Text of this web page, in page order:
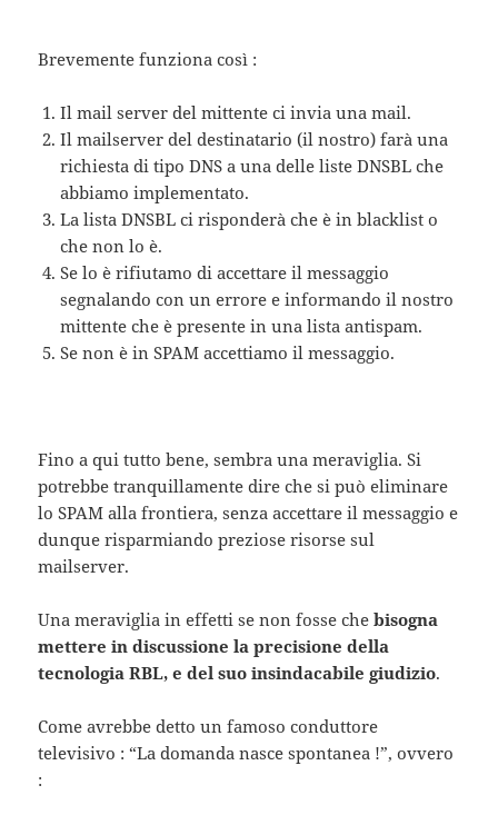
Brevemente funziona così :
Il mail server del mittente ci invia una mail.
Il mailserver del destinatario (il nostro) farà una
richiesta di tipo DNS a una delle liste DNSBL che
abbiamo implementato.
La lista DNSBL ci risponderà che è in blacklist o
che non lo è.
Se lo è rifiutamo di accettare il messaggio
segnalando con un errore e informando il nostro
mittente che è presente in una lista antispam.
Se non è in SPAM accettiamo il messaggio.
Fino a qui tutto bene, sembra una meraviglia. Si
potrebbe tranquillamente dire che si può eliminare
lo SPAM alla frontiera, senza accettare il messaggio e
dunque risparmiando preziose risorse sul
mailserver.
Una meraviglia in effetti se non fosse chebisogna
mettere in discussione la precisione della
tecnologia RBL, e del suo insindacabile giudizio.
Come avrebbe detto un famoso conduttore
televisivo : “La domanda nasce spontanea !”, ovvero
: